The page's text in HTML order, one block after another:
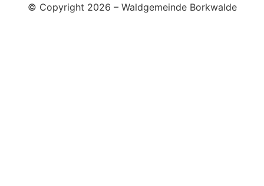
© Copyright 2026 – Waldgemeinde Borkwalde